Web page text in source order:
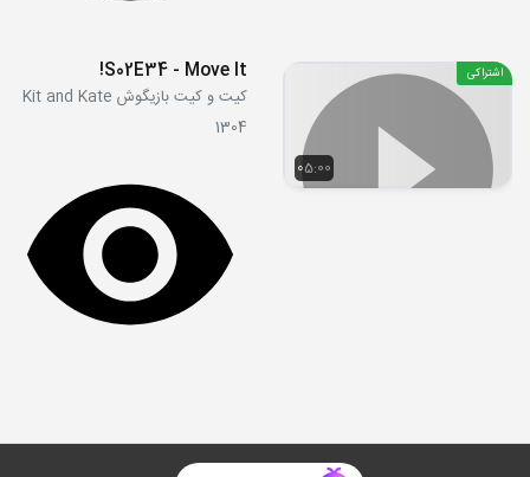
05:00
اشتراکی S02E34 - Move It!
کیت و کیت بازیگوش Kit and Kate
1304